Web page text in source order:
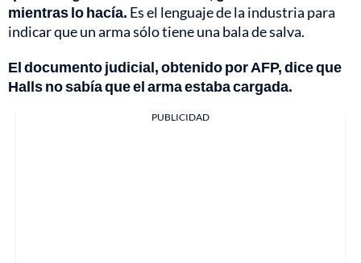
mientras lo hacía. Es el lenguaje de la industria para
indicar que un arma sólo tiene una bala de salva.
El documento judicial, obtenido por AFP, dice que
Halls no sabía que el arma estaba cargada.
PUBLICIDAD